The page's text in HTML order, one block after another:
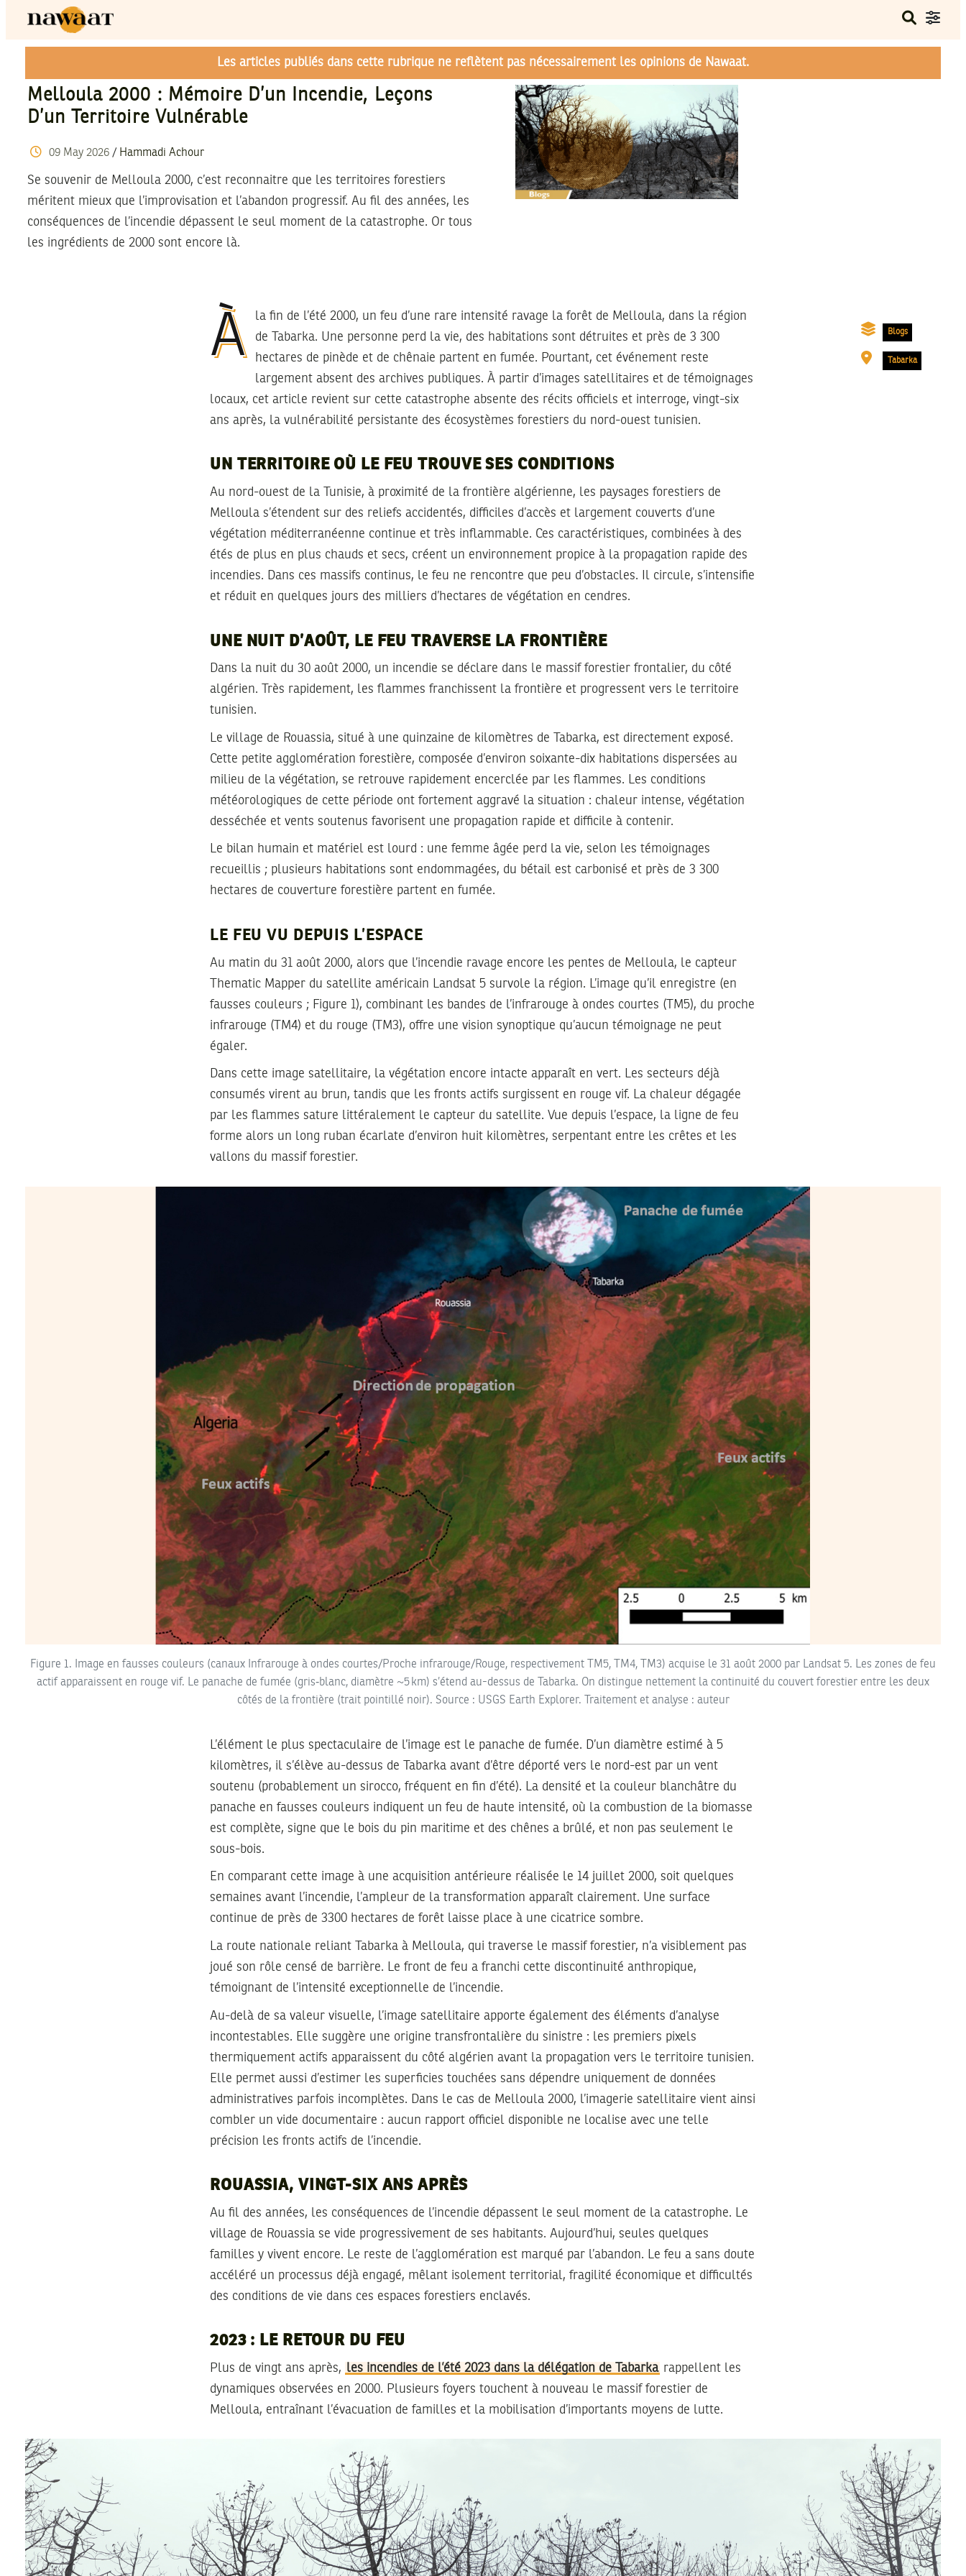
Les articles publiés dans cette rubrique ne reflètent pas nécessairement les opinions de Nawaat.
Melloula 2000 : Mémoire D’un Incendie, Leçons
D’un Territoire Vulnérable
09 May 2026/ Hammadi Achour
Se souvenir de Melloula 2000, c’est reconnaitre que les territoires forestiers
méritent mieux que l’improvisation et l’abandon progressif. Au fil des années, les
conséquences de l’incendie dépassent le seul moment de la catastrophe. Or tous
les ingrédients de 2000 sont encore là.
Blogs
Tabarka
À la fin de l’été 2000, un feu d’une rare intensité ravage la forêt de Melloula, dans la région
de Tabarka. Une personne perd la vie, des habitations sont détruites et près de 3 300
hectares de pinède et de chênaie partent en fumée. Pourtant, cet événement reste
largement absent des archives publiques. À partir d’images satellitaires et de témoignages
locaux, cet article revient sur cette catastrophe absente des récits officiels et interroge, vingt-six
ans après, la vulnérabilité persistante des écosystèmes forestiers du nord-ouest tunisien.
UN TERRITOIRE OÙ LE FEU TROUVE SES CONDITIONS
Au nord-ouest de la Tunisie, à proximité de la frontière algérienne, les paysages forestiers de
Melloula s’étendent sur des reliefs accidentés, difficiles d’accès et largement couverts d’une
végétation méditerranéenne continue et très inflammable. Ces caractéristiques, combinées à des
étés de plus en plus chauds et secs, créent un environnement propice à la propagation rapide des
incendies. Dans ces massifs continus, le feu ne rencontre que peu d’obstacles. Il circule, s’intensifie
et réduit en quelques jours des milliers d’hectares de végétation en cendres.
UNE NUIT D’AOÛT, LE FEU TRAVERSE LA FRONTIÈRE
Dans la nuit du 30 août 2000, un incendie se déclare dans le massif forestier frontalier, du côté
algérien. Très rapidement, les flammes franchissent la frontière et progressent vers le territoire
tunisien.
Le village de Rouassia, situé à une quinzaine de kilomètres de Tabarka, est directement exposé.
Cette petite agglomération forestière, composée d’environ soixante-dix habitations dispersées au
milieu de la végétation, se retrouve rapidement encerclée par les flammes. Les conditions
météorologiques de cette période ont fortement aggravé la situation : chaleur intense, végétation
desséchée et vents soutenus favorisent une propagation rapide et difficile à contenir.
Le bilan humain et matériel est lourd : une femme âgée perd la vie, selon les témoignages
recueillis ; plusieurs habitations sont endommagées, du bétail est carbonisé et près de 3 300
hectares de couverture forestière partent en fumée.
LE FEU VU DEPUIS L’ESPACE
Au matin du 31 août 2000, alors que l’incendie ravage encore les pentes de Melloula, le capteur
Thematic Mapper du satellite américain Landsat 5 survole la région. L’image qu’il enregistre (en
fausses couleurs ; Figure 1), combinant les bandes de l’infrarouge à ondes courtes (TM5), du proche
infrarouge (TM4) et du rouge (TM3), offre une vision synoptique qu’aucun témoignage ne peut
égaler.
Dans cette image satellitaire, la végétation encore intacte apparaît en vert. Les secteurs déjà
consumés virent au brun, tandis que les fronts actifs surgissent en rouge vif. La chaleur dégagée
par les flammes sature littéralement le capteur du satellite. Vue depuis l’espace, la ligne de feu
forme alors un long ruban écarlate d’environ huit kilomètres, serpentant entre les crêtes et les
vallons du massif forestier.
Figure 1. Image en fausses couleurs (canaux Infrarouge à ondes courtes/Proche infrarouge/Rouge, respectivement TM5, TM4, TM3) acquise le 31 août 2000 par Landsat 5. Les zones de feu
actif apparaissent en rouge vif. Le panache de fumée (gris‑blanc, diamètre ~5 km) s’étend au-dessus de Tabarka. On distingue nettement la continuité du couvert forestier entre les deux
côtés de la frontière (trait pointillé noir). Source : USGS Earth Explorer. Traitement et analyse : auteur
L’élément le plus spectaculaire de l’image est le panache de fumée. D’un diamètre estimé à 5
kilomètres, il s’élève au-dessus de Tabarka avant d’être déporté vers le nord-est par un vent
soutenu (probablement un sirocco, fréquent en fin d’été). La densité et la couleur blanchâtre du
panache en fausses couleurs indiquent un feu de haute intensité, où la combustion de la biomasse
est complète, signe que le bois du pin maritime et des chênes a brûlé, et non pas seulement le
sous-bois.
En comparant cette image à une acquisition antérieure réalisée le 14 juillet 2000, soit quelques
semaines avant l’incendie, l’ampleur de la transformation apparaît clairement. Une surface
continue de près de 3300 hectares de forêt laisse place à une cicatrice sombre.
La route nationale reliant Tabarka à Melloula, qui traverse le massif forestier, n’a visiblement pas
joué son rôle censé de barrière. Le front de feu a franchi cette discontinuité anthropique,
témoignant de l’intensité exceptionnelle de l’incendie.
Au-delà de sa valeur visuelle, l’image satellitaire apporte également des éléments d’analyse
incontestables. Elle suggère une origine transfrontalière du sinistre : les premiers pixels
thermiquement actifs apparaissent du côté algérien avant la propagation vers le territoire tunisien.
Elle permet aussi d’estimer les superficies touchées sans dépendre uniquement de données
administratives parfois incomplètes. Dans le cas de Melloula 2000, l’imagerie satellitaire vient ainsi
combler un vide documentaire : aucun rapport officiel disponible ne localise avec une telle
précision les fronts actifs de l’incendie.
ROUASSIA, VINGT-SIX ANS APRÈS
Au fil des années, les conséquences de l’incendie dépassent le seul moment de la catastrophe. Le
village de Rouassia se vide progressivement de ses habitants. Aujourd’hui, seules quelques
familles y vivent encore. Le reste de l’agglomération est marqué par l’abandon. Le feu a sans doute
accéléré un processus déjà engagé, mêlant isolement territorial, fragilité économique et difficultés
des conditions de vie dans ces espaces forestiers enclavés.
2023 : LE RETOUR DU FEU
Plus de vingt ans après, les incendies de l’été 2023 dans la délégation de Tabarka rappellent les
dynamiques observées en 2000. Plusieurs foyers touchent à nouveau le massif forestier de
Melloula, entraînant l’évacuation de familles et la mobilisation d’importants moyens de lutte.